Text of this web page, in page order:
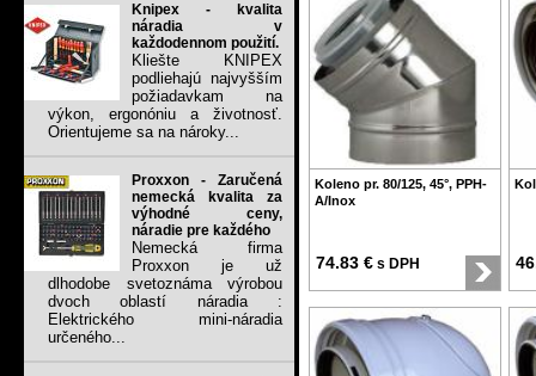
Knipex - kvalita
náradia v
každodennom použití.
Kliešte KNIPEX
podliehajú najvyšším
požiadavkam na
výkon, ergonóniu a životnosť.
Orientujeme sa na nároky...
Proxxon - Zaručená
nemecká kvalita za
výhodné ceny,
náradie pre každého
Nemecká firma
Proxxon je už
dlhodobe svetoznáma výrobou
dvoch oblastí náradia :
Elektrického mini-náradia
určeného...
Koleno pr. 80/125, 45°, PPH-
A/Inox
74.83 € s DPH